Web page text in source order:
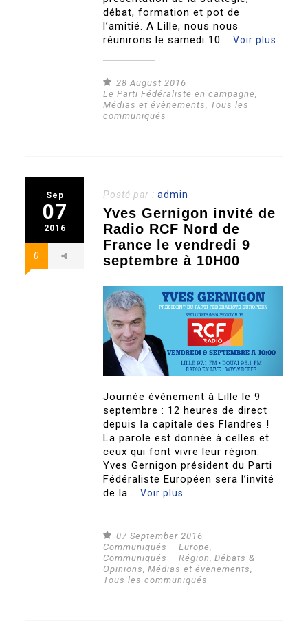
débat, formation et pot de
l’amitié. A Lille, nous nous
réunirons le samedi 10 ..Voir plus
28 August 2016
Le Parti Fédéraliste en campagne,
Médias et évènements, Tous les
communiqués
Sep
07
2016
0
Posté par :admin
Yves Gernigon invité de
Radio RCF Nord de
France le vendredi 9
septembre à 10H00
Journée événement à Lille le 9
septembre : 12 heures de direct
depuis la capitale des Flandres !
La parole est donnée à celles et
ceux qui font vivre leur région.
Yves Gernigon président du Parti
Fédéraliste Européen sera l’invité
de la ..Voir plus
07 September 2016
Communiqués – Europe
Communiqués – Région ,Débats &
Opinions ,Médias et évènements
Tous les communiqués